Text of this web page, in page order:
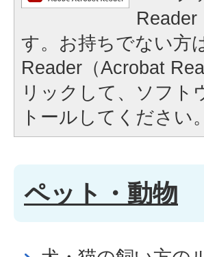
Reader
す。お持ちでない方
Reader（Acrobat
リックして、ソフト
トールしてください。
ペット・動物